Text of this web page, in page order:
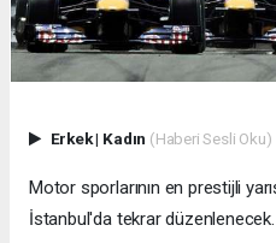
Erkek| Kadın (Haberi Sesli Oku)
Motor sporlarının en prestijli
İstanbul'da tekrar düzenlenecek.